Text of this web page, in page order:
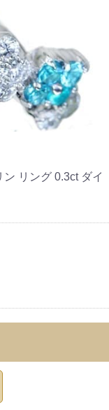
リング 0.3ct ダイ